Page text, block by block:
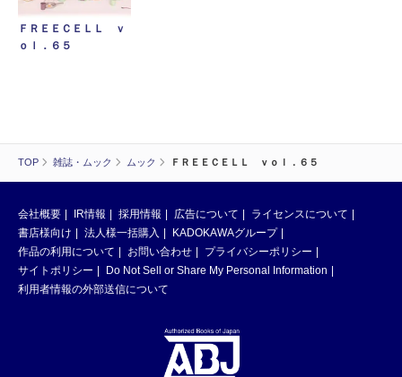
TOP 雑誌・ムック ムック ＦＲＥＥＣＥＬＬ ｖｏｌ．６５
ＦＲＥＥＣＥＬＬ ｖ
ｏｌ．６５
会社概要 IR情報 採用情報 広告について
ライセンスについて
書店様向け
法人様一括購入
KADOKAWAグループ
作品の利用について
お問い合わせ
プライバシーポリシー
サイトポリシー
Do Not Sell or Share My Personal Information
利用者情報の外部送信について